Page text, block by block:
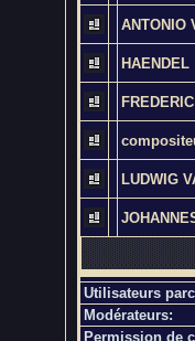
ANTONIO
HAENDEL
LUDWIG
Utilisateurs
Modérateurs:
Permission de